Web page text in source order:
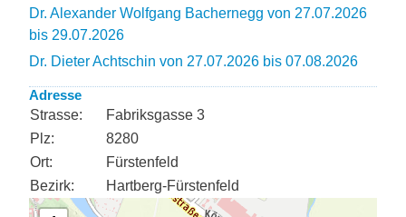
Dr. Alexander Wolfgang Bachernegg von 27.07.2026
bis 29.07.2026
Dr. Dieter Achtschin von 27.07.2026 bis 07.08.2026
Adresse
Strasse:
Fabriksgasse 3
Plz:
8280
Ort:
Fürstenfeld
Bezirk:
Hartberg-Fürstenfeld